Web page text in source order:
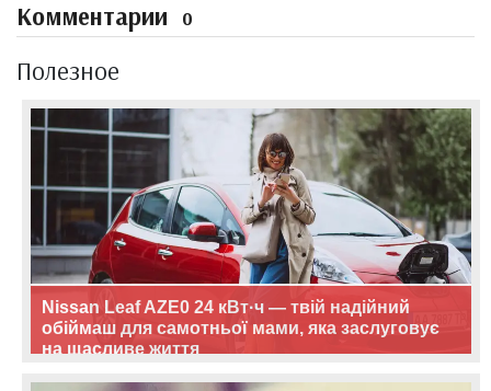
Комментарии 0
Полезное
Nissan Leaf AZE0 24 кВт·ч — твій надійний
обіймаш для самотньої мами, яка заслуговує
на щасливе життя